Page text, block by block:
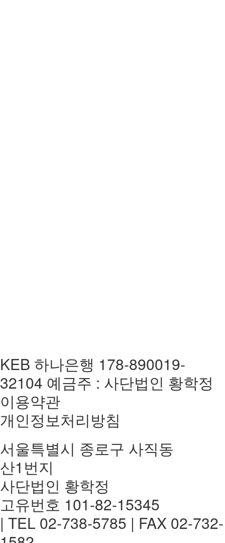
KEB 하나은행 178-890019-
32104 예금주 : 사단법인 황학정
이용약관
개인정보처리방침
서울특별시 종로구 사직동
산1번지
사단법인 황학정
고유번호 101-82-15345
| TEL 02-738-5785 | FAX 02-732-